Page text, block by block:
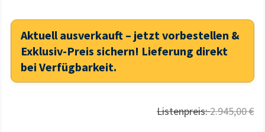
Aktuell ausverkauft – jetzt vorbestellen &
Exklusiv-Preis sichern! Lieferung direkt
bei Verfügbarkeit.
Listenpreis:2.945,00 €